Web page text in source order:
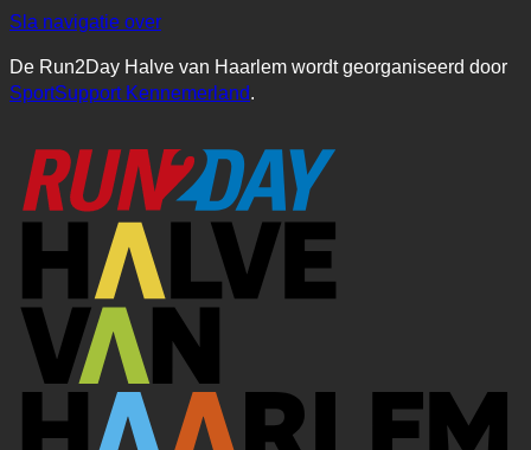
Sla navigatie over
De Run2Day Halve van Haarlem wordt georganiseerd door
SportSupport Kennemerland.